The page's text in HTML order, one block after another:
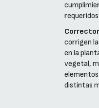
corrigen
en la
vegetal,
distintas